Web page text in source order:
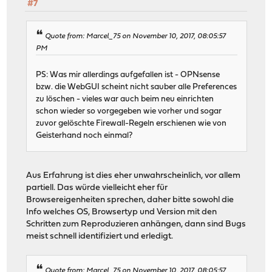
#7
Quote from: Marcel_75 on November 10, 2017, 08:05:57
PM
PS: Was mir allerdings aufgefallen ist - OPNsense
bzw. die WebGUI scheint nicht sauber alle Preferences
zu löschen - vieles war auch beim neu einrichten
schon wieder so vorgegeben wie vorher und sogar
zuvor gelöschte Firewall-Regeln erschienen wie von
Geisterhand noch einmal?
Aus Erfahrung ist dies eher unwahrscheinlich, vor allem
partiell. Das würde vielleicht eher für
Browsereigenheiten sprechen, daher bitte sowohl die
Info welches OS, Browsertyp und Version mit den
Schritten zum Reproduzieren anhängen, dann sind Bugs
meist schnell identifiziert und erledigt.